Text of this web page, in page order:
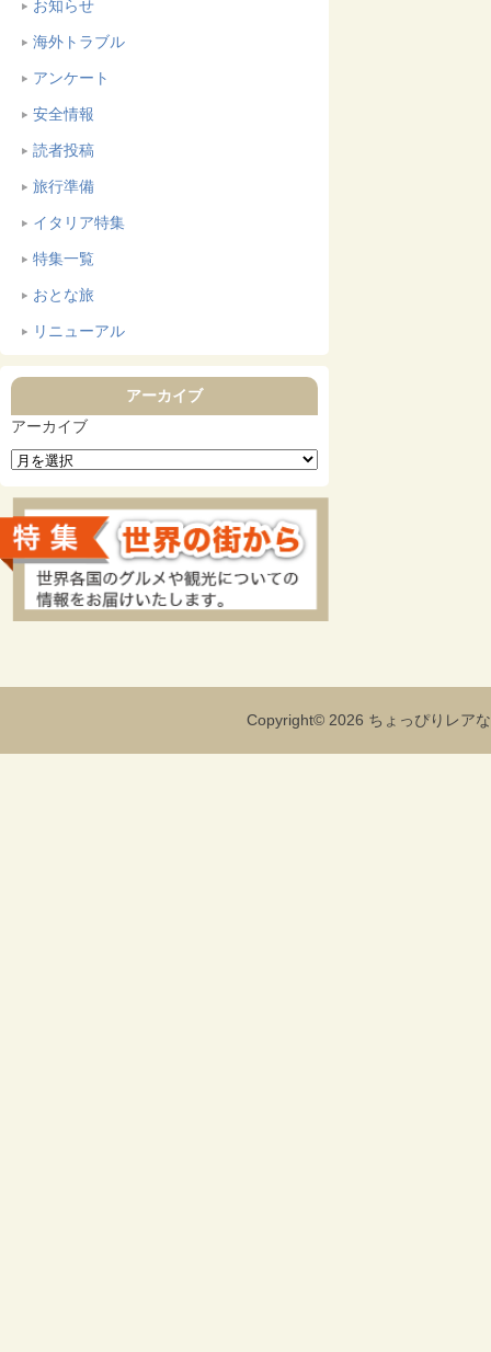
お知らせ
海外トラブル
アンケート
安全情報
読者投稿
旅行準備
イタリア特集
特集一覧
おとな旅
リニューアル
アーカイブ
アーカイブ
Copyright© 2026 ちょっぴりレ